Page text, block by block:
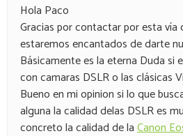
Hola Paco
Gracias por contactar por esta vía
estaremos encantados de darte
Básicamente es la eterna Duda si
con camaras DSLR o las clásicas
Bueno en mi opinion si lo que
alguna la calidad delas DSLR es
concreto la calidad de laCanon